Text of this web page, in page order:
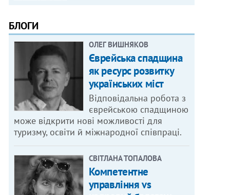
БЛОГИ
ОЛЕГ ВИШНЯКОВ
Єврейська спадщина
як ресурс розвитку
українських міст
Відповідальна робота з
єврейською спадщиною
може відкрити нові можливості для
туризму, освіти й міжнародної співпраці.
СВІТЛАНА ТОПАЛОВА
Компетентне
управління vs